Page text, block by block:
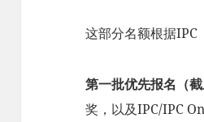
这部分名额根据IPC
第一批优先报名（
奖，以及IPC/IPC